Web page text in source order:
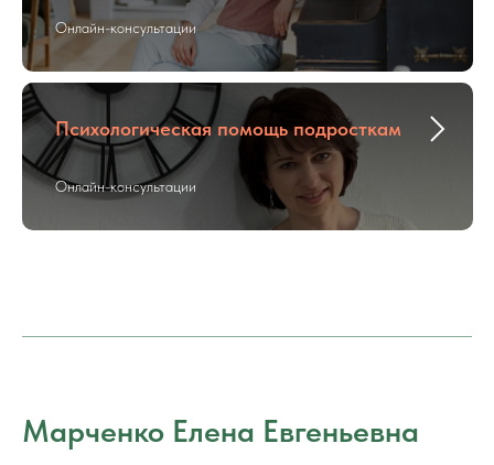
Онлайн-консультации
Психологическая помощь подросткам
Онлайн-консультации
Марченко Елена Евгеньевна